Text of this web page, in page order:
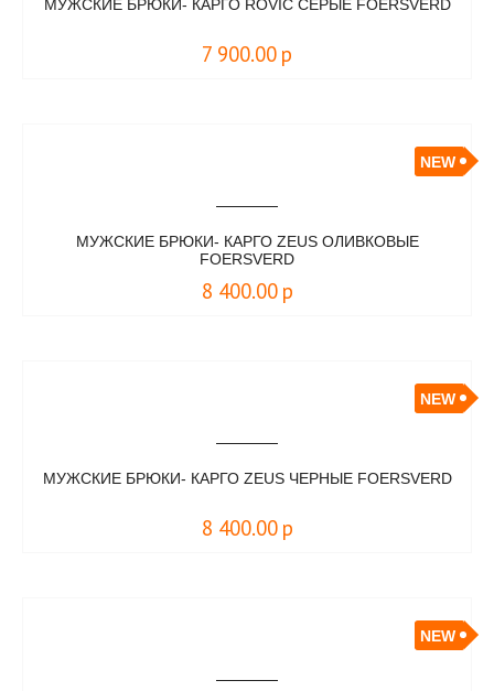
МУЖСКИЕ БРЮКИ- КАРГО ROVIC СЕРЫЕ FOERSVERD
7 900.00 р
NEW
МУЖСКИЕ БРЮКИ- КАРГО ZEUS ОЛИВКОВЫЕ
FOERSVERD
8 400.00 р
NEW
МУЖСКИЕ БРЮКИ- КАРГО ZEUS ЧЕРНЫЕ FOERSVERD
8 400.00 р
NEW